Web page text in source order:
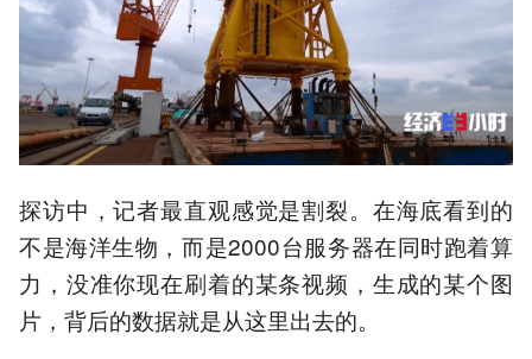
探访中，记者最直观感觉是割裂。在海底看到的
不是海洋生物，而是2000台服务器在同时跑着算
力，没准你现在刷着的某条视频，生成的某个图
片，背后的数据就是从这里出去的。